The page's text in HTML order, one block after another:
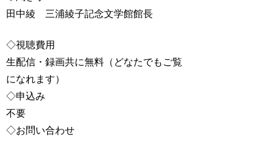
田中綾 三浦綾子記念文学館館長
◇視聴費用
生配信・録画共に無料（どなたでもご覧
になれます）
◇申込み
不要
◇お問い合わせ